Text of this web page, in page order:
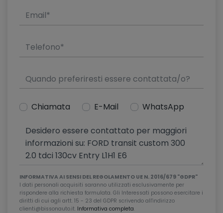
Chiamata E-Mail WhatsApp
INFORMATIVA AI SENSI DEL REGOLAMENTO UE N. 2016/679 "GDPR"
I dati personali acquisiti saranno utilizzati esclusivamente per
rispondere alla richiesta formulata. Gli Interessati possono esercitare i
diritti di cui agli artt. 15 - 23 del GDPR scrivendo all'indirizzo
clienti@bissonauto.it. Informativa completa.